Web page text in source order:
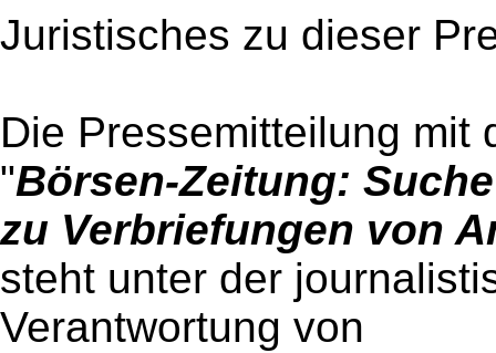
Juristisches zu dieser
Die Pressemitteilung mit
"Börsen-Zeitung:
zu Verbriefungen von
steht unter der
Verantwortung von